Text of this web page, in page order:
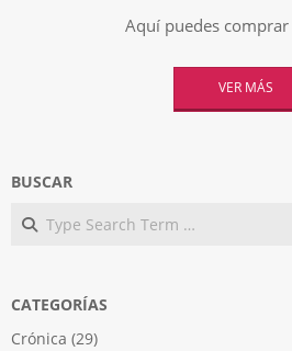
Aquí puedes
VER MÁS
BUSCAR
Search
CATEGORÍAS
Crónica (29)